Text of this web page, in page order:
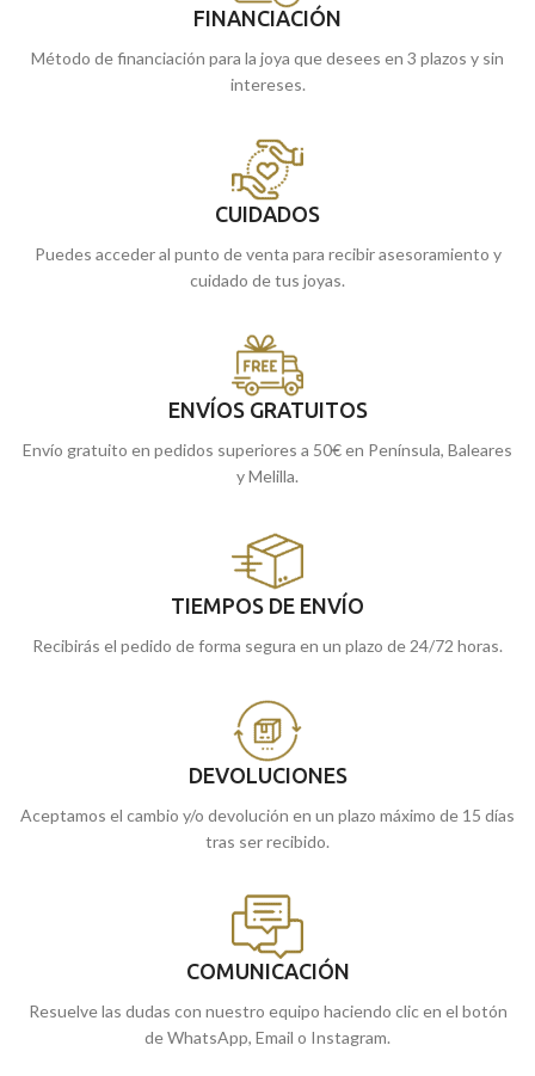
FINANCIACIÓN
Método de financiación para la joya que desees en 3 plazos y sin
intereses.
CUIDADOS
Puedes acceder al punto de venta para recibir asesoramiento y
cuidado de tus joyas.
ENVÍOS GRATUITOS
Envío gratuito en pedidos superiores a 50€ en Península, Baleares
y Melilla.
TIEMPOS DE ENVÍO
Recibirás el pedido de forma segura en un plazo de 24/72 horas.
DEVOLUCIONES
Aceptamos el cambio y/o devolución en un plazo máximo de 15 días
tras ser recibido.
COMUNICACIÓN
Resuelve las dudas con nuestro equipo haciendo clic en el botón
de WhatsApp, Email o Instagram.